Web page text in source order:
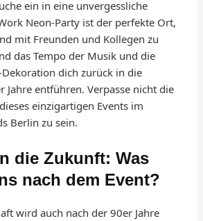
ein in eine unvergessliche
Neon-Party ist der perfekte Ort,
mit Freunden und Kollegen zu
das Tempo der Musik und die
dich zurück in die
Jahre entführen. Verpasse nicht die
einzigartigen Events im
Berlin zu sein.
die Zukunft: Was
nach dem Event?
wird auch nach der 90er Jahre